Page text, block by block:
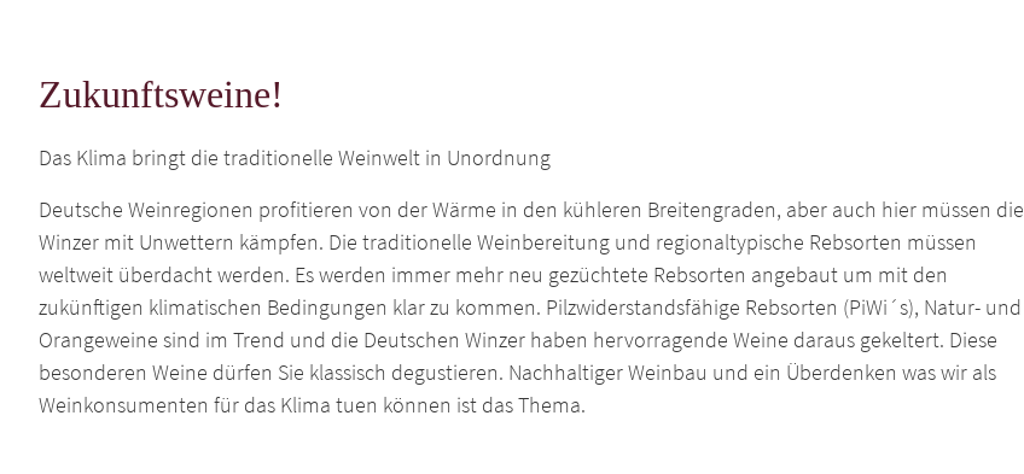
Zukunftsweine!
Das Klima bringt die traditionelle Weinwelt in Unordnung
Deutsche Weinregionen profitieren von der Wärme in den kühleren Breitengraden, aber auch hier müssen die
Winzer mit Unwettern kämpfen. Die traditionelle Weinbereitung und regionaltypische Rebsorten müssen
weltweit überdacht werden. Es werden immer mehr neu gezüchtete Rebsorten angebaut um mit den
zukünftigen klimatischen Bedingungen klar zu kommen. Pilzwiderstandsfähige Rebsorten (PiWi´s), Natur- und
Orangeweine sind im Trend und die Deutschen Winzer haben hervorragende Weine daraus gekeltert. Diese
besonderen Weine dürfen Sie klassisch degustieren. Nachhaltiger Weinbau und ein Überdenken was wir als
Weinkonsumenten für das Klima tuen können ist das Thema.